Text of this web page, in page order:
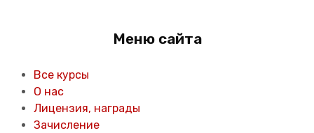
Меню сайта
Все курсы
О нас
Лицензия, награды
Зачисление